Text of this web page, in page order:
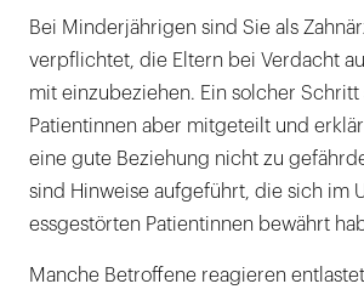
Bei Minderjährigen sind Sie als
verpflichtet, die Eltern bei Verdacht
mit einzubeziehen. Ein solcher Schritt
Patientinnen aber mitgeteilt und
eine gute Beziehung nicht zu
sind Hinweise aufgeführt, die sich im
essgestörten Patientinnen bewährt
Manche Betroffene reagieren